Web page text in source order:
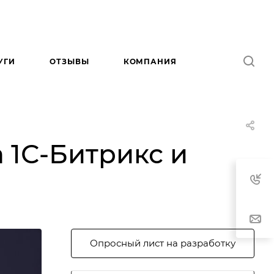
ОТЗЫВЫ КОМПАНИЯ
Битрикс и
Опросный лист на разработку